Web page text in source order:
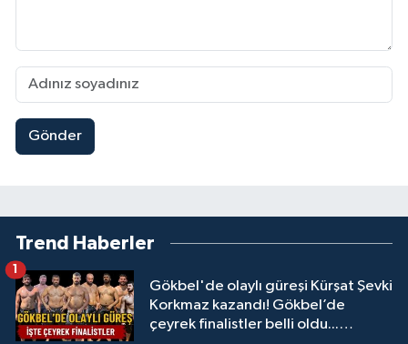
Gönder
Trend Haberler
Gökbel'de olaylı güreşi Kürşat Şevki
Korkmaz kazandı! Gökbel’de
çeyrek finalistler belli oldu...
1